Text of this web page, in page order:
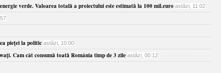
verde. Valoarea totală a proiectului este estimată la 100 mil.euro astăzi, 11:02
pieţei la politic astăzi, 10:00
Cam cât consumă toată România timp de 3 zile astăzi, 00:12